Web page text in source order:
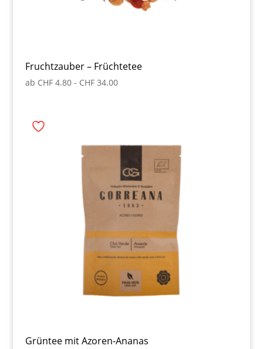
Fruchtzauber – Früchtetee
ab CHF4.80- CHF34.00
Grüntee mit Azoren-Ananas